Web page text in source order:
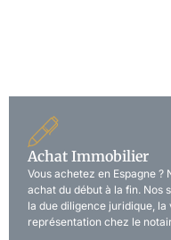
Achat Immobilier
Vous achetez en Espagne
achat du début à la fin. Nos
la due diligence juridique,
représentation chez le